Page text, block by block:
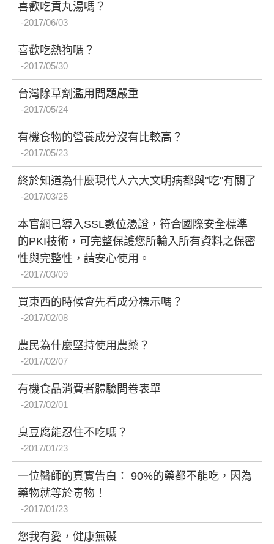
喜歡吃貢丸湯嗎？
2017/06/03
喜歡吃熱狗嗎？
2017/05/30
台灣除草劑濫用問題嚴重
2017/05/24
有機食物的營養成分沒有比較高？
2017/05/23
終於知道為什麼現代人六大文明病都與"吃"有關了
2017/03/25
本官網已導入SSL數位憑證，符合國際安全標準
的PKI技術，可完整保護您所輸入所有資料之保密
性與完整性，請安心使用。
2017/03/09
買東西的時候會先看成分標示嗎？
2017/02/08
農民為什麼堅持使用農藥？
2017/02/07
有機食品消費者體驗問卷表單
2017/02/01
臭豆腐能忍住不吃嗎？
2017/01/23
一位醫師的真實告白： 90%的藥都不能吃，因為
藥物就等於毒物！
2017/01/23
您我有愛，健康無礙